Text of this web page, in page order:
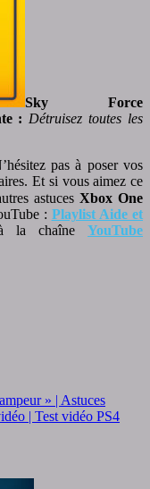
Sky Force
: Détruisez toutes les
pas à poser vos
Et si vous aimez ce
astucesXbox One
: Playlist Aide et
à la chaîneYouTube
» | Astuces
| Test vidéo PS4